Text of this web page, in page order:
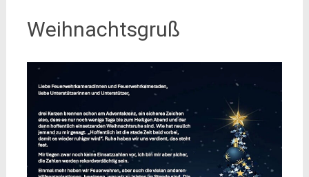
Weihnachtsgruß